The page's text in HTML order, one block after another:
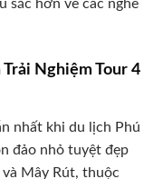
sắc hơn về các nghề
Nghiệm Tour 4
nhất khi du lịch Phú
đảo nhỏ tuyệt đẹp
Mây Rút, thuộc